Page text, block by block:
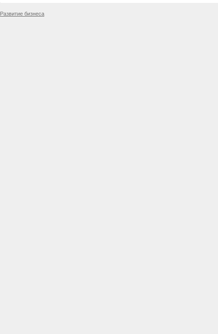
Развитие бизнеса